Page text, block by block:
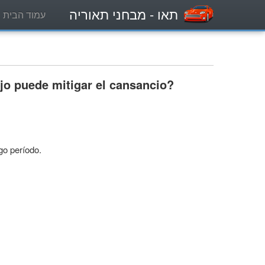
תאו - מבחני תאוריה עמוד הבית
puede mitigar el cansancio?
período.